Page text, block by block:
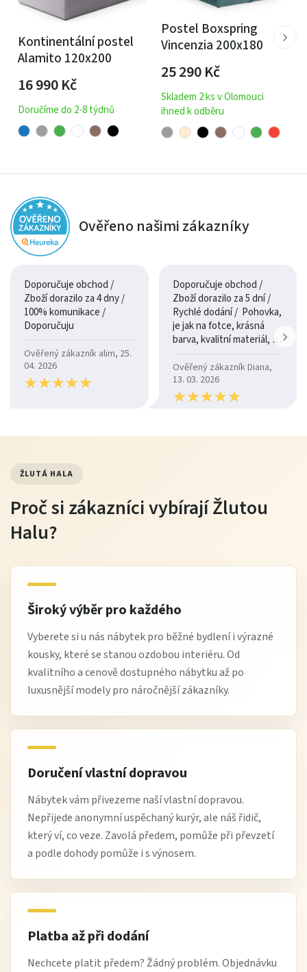
Kontinentální postel
Alamito 120x200
16 990Kč
Doručíme do 2-8 týdnů
Postel Boxspring
Vincenzia 200x180
25 290Kč
Skladem 2 ks v Olomouci
ihned k odběru
Ověřeno našimi zákazníky
Doporučuje obchod /
Zboží dorazilo za 4 dny /
100% komunikace /
Doporučuju
Ověřený zákazník alim, 25.
04. 2026
★★★★★
★★★★★
Doporučuje obchod /
Zboží dorazilo za 5 dní /
Rychlé dodání / Pohovka,
je jak na fotce, krásná
barva, kvalitní materiál, a
Ověřený zákazník Diana,
13. 03. 2026
★★★★★
★★★★★
ŽLUTÁ HALA
Proč si zákazníci vybírají Žlutou
Halu?
Široký výběr pro každého
Vyberete si u nás nábytek pro běžné bydlení i výrazné
kousky, které se stanou ozdobou interiéru. Od
kvalitního a cenově dostupného nábytku až po
luxusnější modely pro náročnější zákazníky.
Doručení vlastní dopravou
Nábytek vám přivezeme naší vlastní dopravou.
Nepřijede anonymní uspěchaný kurýr, ale náš řidič,
který ví, co veze. Zavolá předem, pomůže při převzetí
a podle dohody pomůže i s výnosem.
Platba až při dodání
Nechcete platit předem? Žádný problém. Objednávku